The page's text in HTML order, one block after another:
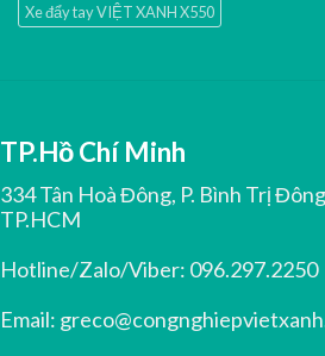
Xe đẩy tay VIỆT XANH X550
TP.Hồ Chí Minh
334 Tân Hoà Đông, P. Bình Trị
TP.HCM
Hotline/Zalo/Viber: 096.297.2250
Email: